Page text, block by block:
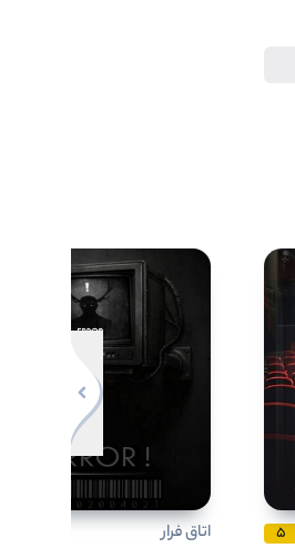
5
تکمیله
مدت زمان سانس
میزان سختی
اتاق فرار